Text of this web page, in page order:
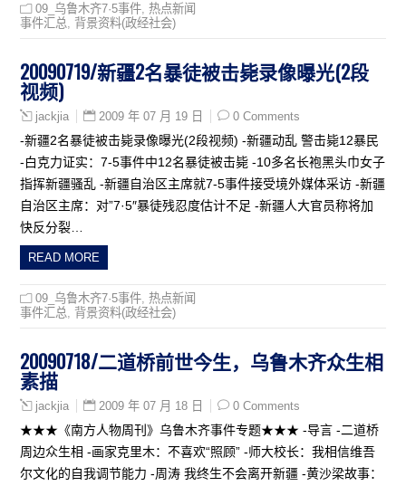
09_乌鲁木齐7·5事件 ,热点新闻
事件汇总
背景资料(政经社会)
20090719/新疆2名暴徒被击毙录像曝光(2段
视频)
jackjia 2009 年 07 月 19 日 0 Comments
-新疆2名暴徒被击毙录像曝光(2段视频) -新疆动乱 警击毙12暴民
-白克力证实：7-5事件中12名暴徒被击毙 -10多名长袍黑头巾女子
指挥新疆骚乱 -新疆自治区主席就7-5事件接受境外媒体采访 -新疆
自治区主席：对”7·5″暴徒残忍度估计不足 -新疆人大官员称将加
快反分裂…
READ MORE
09_乌鲁木齐7·5事件 ,热点新闻
事件汇总
背景资料(政经社会)
20090718/二道桥前世今生，乌鲁木齐众生相
素描
jackjia 2009 年 07 月 18 日 0 Comments
★★★《南方人物周刊》乌鲁木齐事件专题★★★ -导言 -二道桥
周边众生相 -画家克里木：不喜欢“照顾” -师大校长：我相信维吾
尔文化的自我调节能力 -周涛 我终生不会离开新疆 -黄沙梁故事：